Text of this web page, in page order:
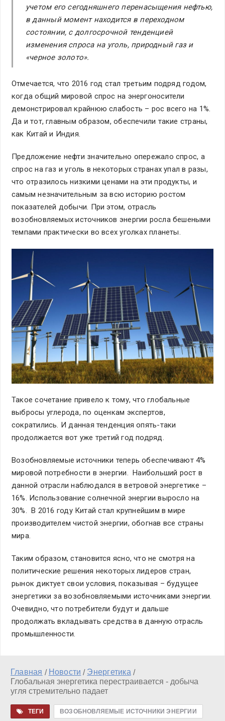
учетом его сегодняшнего перенасыщения нефтью,
в данный момент находится в переходном
состоянии, с долгосрочной тенденцией
изменения спроса на уголь, природный газ и
«черное золото».
Отмечается, что 2016 год стал третьим подряд годом,
когда общий мировой спрос на энергоносители
демонстрировал крайнюю слабость – рос всего на 1%.
Да и тот, главным образом, обеспечили такие страны,
как Китай и Индия.
Предложение нефти значительно опережало спрос, а
спрос на газ и уголь в некоторых странах упал в разы,
что отразилось низкими ценами на эти продукты, и
самым незначительным за всю историю ростом
показателей добычи. При этом, отрасль
возобновляемых источников энергии росла бешеными
темпами практически во всех уголках планеты.
Такое сочетание привело к тому, что глобальные
выбросы углерода, по оценкам экспертов,
сократились. И данная тенденция опять-таки
продолжается вот уже третий год подряд.
Возобновляемые источники теперь обеспечивают 4%
мировой потребности в энергии. Наибольший рост в
данной отрасли наблюдался в ветровой энергетике –
16%. Использование солнечной энергии выросло на
30%. В 2016 году Китай стал крупнейшим в мире
производителем чистой энергии, обогнав все страны
мира.
Таким образом, становится ясно, что не смотря на
политические решения некоторых лидеров стран,
рынок диктует свои условия, показывая – будущее
энергетики за возобновляемыми источниками энергии.
Очевидно, что потребители будут и дальше
продолжать вкладывать средства в данную отрасль
промышленности.
Главная / Новости / Энергетика/
Глобальная энергетика перестраивается - добыча
угля стремительно падает
ТЕГИ ВОЗОБНОВЛЯЕМЫЕ ИСТОЧНИКИ ЭНЕРГИИ